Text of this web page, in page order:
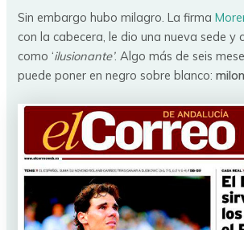
Sin embargo hubo milagro. La firma
con la cabecera, le dio una nueva sede y
como ‘ilusionante’. Algo más de seis
puede poner en negro sobre blanco: